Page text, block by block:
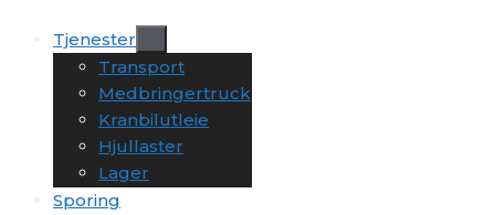
Tjenester
Transport
Medbringertruck
Kranbilutleie
Hjullaster
Lager
Sporing